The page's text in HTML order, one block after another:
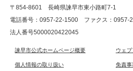
〒854-8601 長崎県諫早市東小路町7-1
電話番号：0957-22-1500
ファクス：0957-
法人番号5000020422045
諫早市公式ホームページ概要 ウェ
個人情報の取り扱い 免責事